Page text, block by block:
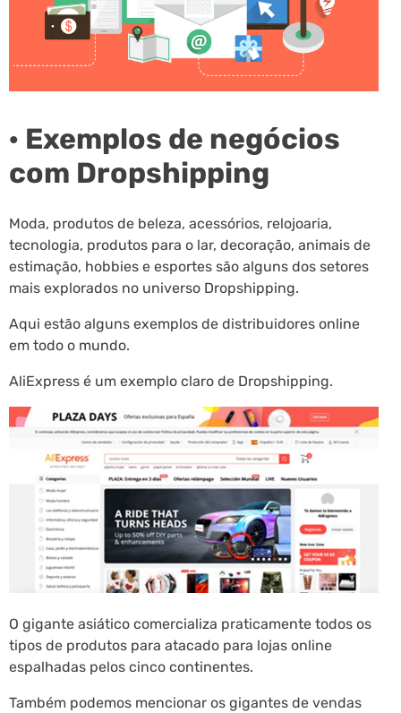
· Exemplos de negócios
com Dropshipping
Moda, produtos de beleza, acessórios, relojoaria,
tecnologia, produtos para o lar, decoração, animais de
estimação, hobbies e esportes são alguns dos setores
mais explorados no universo Dropshipping.
Aqui estão alguns exemplos de distribuidores online
em todo o mundo.
AliExpress é um exemplo claro de Dropshipping.
O gigante asiático comercializa praticamente todos os
tipos de produtos para atacado para lojas online
espalhadas pelos cinco continentes.
Também podemos mencionar os gigantes de vendas